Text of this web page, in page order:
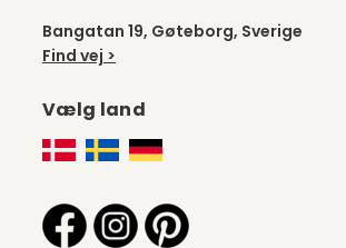
Bangatan 19, Gøteborg, Sverige
Find vej >
Vælg land